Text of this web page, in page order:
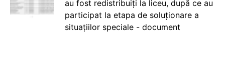
au fost redistribuiți la liceu, după ce au
participat la etapa de soluționare a
situațiilor speciale - document